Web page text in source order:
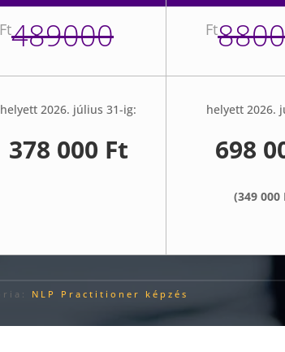
Ft489000
helyett 2026. július 31-ig:
378 000 Ft
Ft
helyett 2026.
698
(349
NLP Practitioner képzés